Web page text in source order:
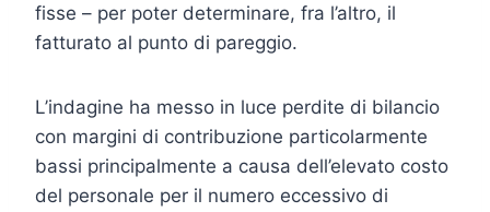
fisse – per poter determinare, fra l’altro, il
fatturato al punto di pareggio.
L’indagine ha messo in luce perdite di bilancio
con margini di contribuzione particolarmente
bassi principalmente a causa dell’elevato costo
del personale per il numero eccessivo di